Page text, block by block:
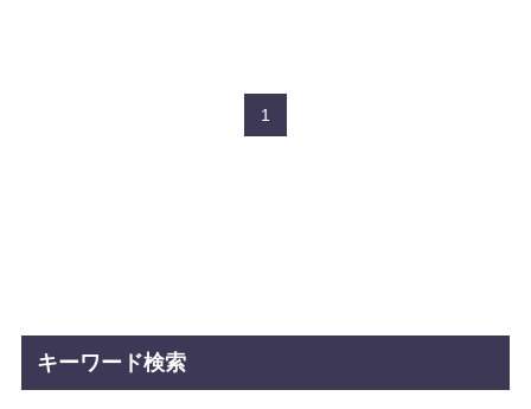
1
キーワード検索